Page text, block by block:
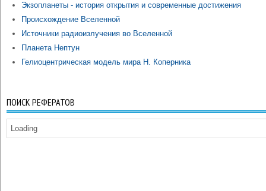
Экзопланеты - история открытия и современные достижения
Происхождение Вселенной
Источники радиоизлучения во Вселенной
Планета Нептун
Гелиоцентрическая модель мира Н. Коперника
ПОИСК РЕФЕРАТОВ
Loading